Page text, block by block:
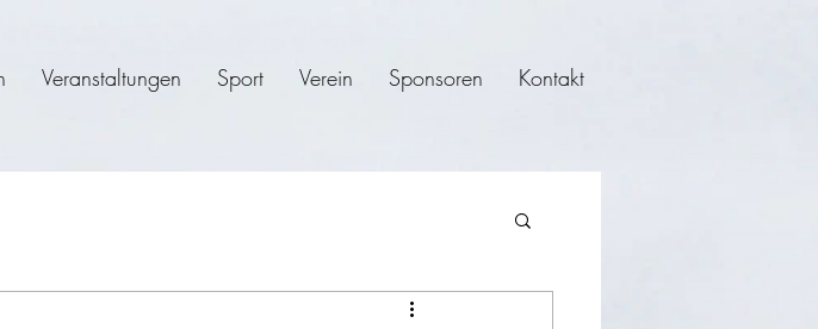
Veranstaltungen Sport Verein Sponsoren Kontakt